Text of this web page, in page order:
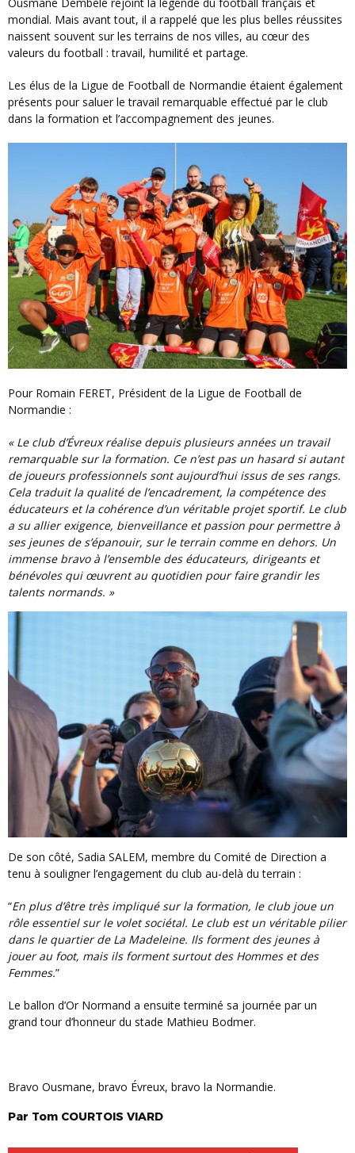
mondial. Mais avant tout, il a rappelé que les plus belles réussites
naissent souvent sur les terrains de nos villes, au cœur des
valeurs du football : travail, humilité et partage.
Les élus de la Ligue de Football de Normandie étaient également
présents pour saluer le travail remarquable effectué par le club
dans la formation et l’accompagnement des jeunes.
Pour Romain FERET, Président de la Ligue de Football de
Normandie :
« Le club d’Évreux réalise depuis plusieurs années un travail
remarquable sur la formation. Ce n’est pas un hasard si autant
de joueurs professionnels sont aujourd’hui issus de ses rangs.
Cela traduit la qualité de l’encadrement, la compétence des
éducateurs et la cohérence d’un véritable projet sportif. Le club
a su allier exigence, bienveillance et passion pour permettre à
ses jeunes de s’épanouir, sur le terrain comme en dehors. Un
immense bravo à l’ensemble des éducateurs, dirigeants et
bénévoles qui œuvrent au quotidien pour faire grandir les
talents normands. »
De son côté, Sadia SALEM, membre du Comité de Direction a
tenu à souligner l’engagement du club au-delà du terrain :
“En plus d’être très impliqué sur la formation, le club joue un
rôle essentiel sur le volet sociétal. Le club est un véritable pilier
dans le quartier de La Madeleine. Ils forment des jeunes à
jouer au foot, mais ils forment surtout des Hommes et des
Femmes.”
Le ballon d’Or Normand a ensuite terminé sa journée par un
grand tour d’honneur du stade Mathieu Bodmer.
Bravo Ousmane, bravo Évreux, bravo la Normandie.
Par Tom COURTOIS VIARD